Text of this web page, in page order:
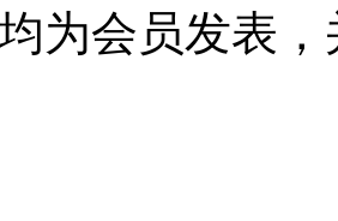
为会员发表